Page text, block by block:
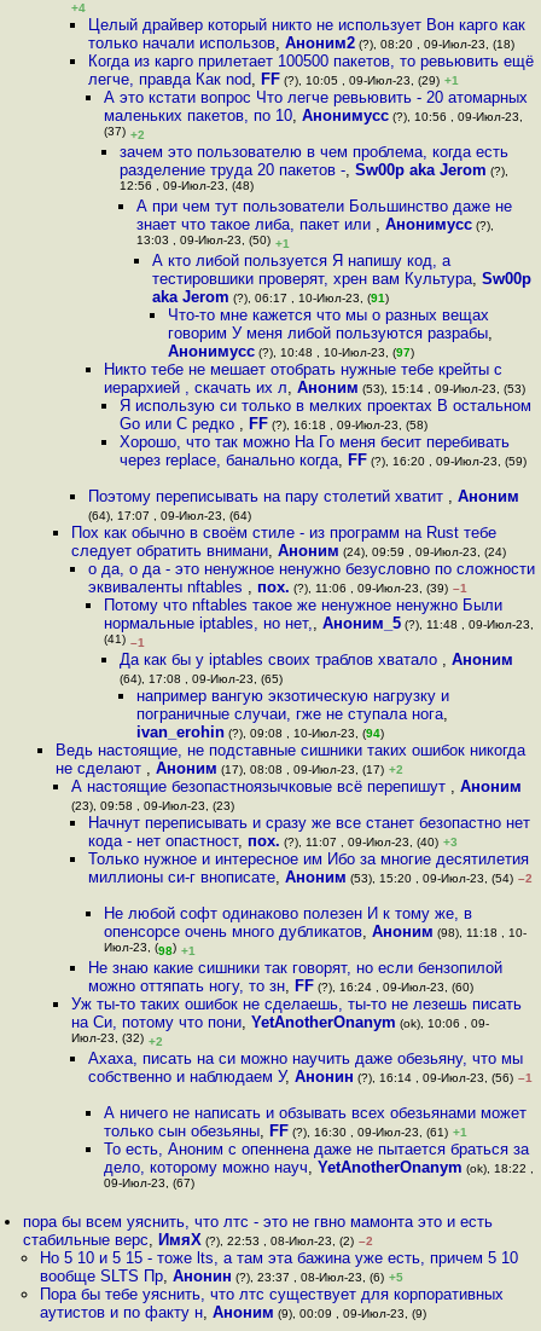
+4
Целый драйвер который никто не использует Вон карго как
только начали использов, Аноним2(?), 08:20 , 09-Июл-23, (18)
Когда из карго прилетает 100500 пакетов, то ревьювить ещё
легче, правда Как nod, FF(?), 10:05 , 09-Июл-23, (29) +1
А это кстати вопрос Что легче ревьювить - 20 атомарных
маленьких пакетов, по 10, Анонимусс(?), 10:56 , 09-Июл-23,
(37) +2
зачем это пользователю в чем проблема, когда есть
разделение труда 20 пакетов -,Sw00p aka Jerom (?),
12:56 , 09-Июл-23, (48)
А при чем тут пользователи Большинство даже не
знает что такое либа, пакет или , Анонимусс(?),
13:03 , 09-Июл-23, (50) +1
А кто либой пользуется Я напишу код, а
тестировшики проверят, хрен вам Культура, Sw00p
aka Jerom (?), 06:17 , 10-Июл-23, (91)
Что-то мне кажется что мы о разных вещах
говорим У меня либой пользуются разрабы,
Анонимусс (?), 10:48 , 10-Июл-23, (97)
Никто тебе не мешает отобрать нужные тебе крейты с
иерархией , скачать их л, Аноним (53), 15:14 , 09-Июл-23, (53)
Я использую си только в мелких проектах В остальном
Go или C редко , FF (?), 16:18 , 09-Июл-23, (58)
Хорошо, что так можно На Го меня бесит перебивать
через replace, банально когда, FF (?), 16:20 , 09-Июл-23, (59)
Поэтому переписывать на пару столетий хватит , Аноним
(64), 17:07 , 09-Июл-23, (64)
Пох как обычно в своём стиле - из программ на Rust тебе
следует обратить внимани,Аноним (24), 09:59 , 09-Июл-23, (24)
о да, о да - это ненужное ненужно безусловно по сложности
эквиваленты nftables , пох. (?), 11:06 , 09-Июл-23, (39) –1
Потому что nftables такое же ненужное ненужно Были
нормальные iptables, но нет,, Аноним_5(?), 11:48 , 09-Июл-23,
(41) –1
Да как бы у iptables своих траблов хватало ,Аноним
(64), 17:08 , 09-Июл-23, (65)
например вангую экзотическую нагрузку и
пограничные случаи, гже не ступала нога,
ivan_erohin(?), 09:08 , 10-Июл-23, (94)
Ведь настоящие, не подставные сишники таких ошибок никогда
не сделают , Аноним (17), 08:08 , 09-Июл-23, (17) +2
А настоящие безопастноязычковые всё перепишут ,Аноним
(23), 09:58 , 09-Июл-23, (23)
Начнут переписывать и сразу же все станет безопастно нет
кода - нет опастност, пох. (?), 11:07 , 09-Июл-23, (40) +3
Только нужное и интересное им Ибо за многие десятилетия
миллионы си-г внописате, Аноним (53), 15:20 , 09-Июл-23, (54) –2
Не любой софт одинаково полезен И к тому же, в
опенсорсе очень много дубликатов, Аноним (98), 11:18 , 10-
Июл-23, (98) +1
Не знаю какие сишники так говорят, но если бензопилой
можно оттяпать ногу, то зн, FF(?), 16:24 , 09-Июл-23, (60)
Уж ты-то таких ошибок не сделаешь, ты-то не лезешь писать
на Си, потому что пони,YetAnotherOnanym (ok), 10:06 , 09-
Июл-23, (32) +2
Ахаха, писать на си можно научить даже обезьяну, что мы
собственно и наблюдаем У, Анонин (?), 16:14 , 09-Июл-23, (56) –1
А ничего не написать и обзывать всех обезьянами может
только сын обезьяны, FF(?), 16:30 , 09-Июл-23, (61) +1
То есть, Аноним с опеннена даже не пытается браться за
дело, которому можно науч, YetAnotherOnanym (ok), 18:22 ,
09-Июл-23, (67)
пора бы всем уяснить, что лтс - это не гвно мамонта это и есть
стабильные верс, ИмяХ (?), 22:53 , 08-Июл-23, (2) –2
Но 5 10 и 5 15 - тоже lts, а там эта бажина уже есть, причем 5 10
вообще SLTS Пр, Анонин (?), 23:37 , 08-Июл-23, (6) +5
Пора бы тебе уяснить, что лтс существует для корпоративных
аутистов и по факту н, Аноним (9), 00:09 , 09-Июл-23, (9)